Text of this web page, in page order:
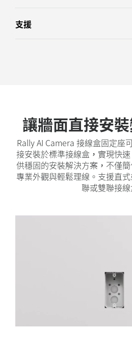
支援
讓牆面直接安
Rally AI Camera 接線盒固定座
接安裝於標準接線盒，實現快
供穩固的安裝解決方案，不僅
專業外觀與輕鬆理線。支援直
聯或雙聯接線